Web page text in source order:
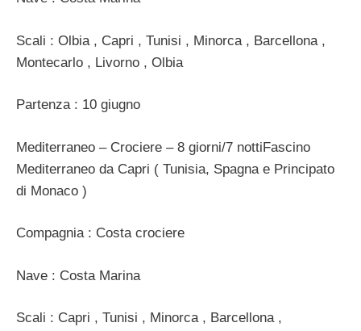
Scali : Olbia , Capri , Tunisi , Minorca , Barcellona ,
Montecarlo , Livorno , Olbia
Partenza : 10 giugno
Mediterraneo – Crociere – 8 giorni/7 nottiFascino
Mediterraneo da Capri ( Tunisia, Spagna e Principato
di Monaco )
Compagnia : Costa crociere
Nave : Costa Marina
Scali : Capri , Tunisi , Minorca , Barcellona ,